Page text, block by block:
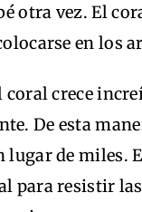
otra vez. El
en los
crece
De esta
lugar de
para resistir